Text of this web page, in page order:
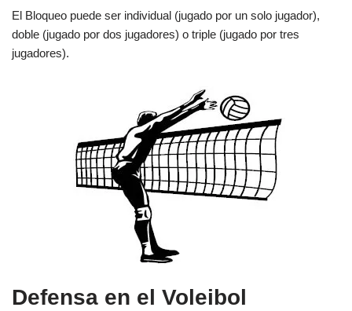
El Bloqueo puede ser individual (jugado por un solo jugador),
doble (jugado por dos jugadores) o triple (jugado por tres
jugadores).
Defensa en el Voleibol